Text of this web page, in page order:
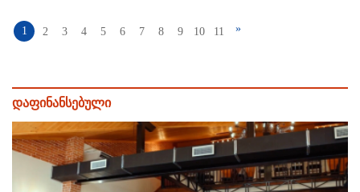
1 2 3 4 5 6 7 8 9 10 11 »
დაფინანსებული